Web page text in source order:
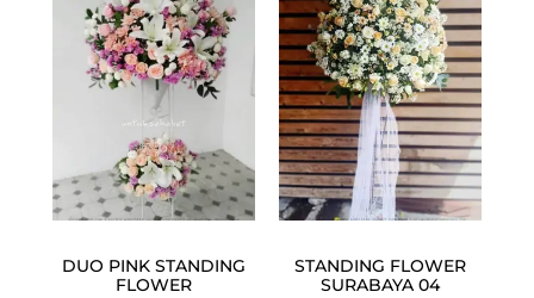
DUO PINK STANDING
FLOWER
was:
Rp2.750.000.
is:
Rp2.500.000.
STANDING FLOWER
SURABAYA 04